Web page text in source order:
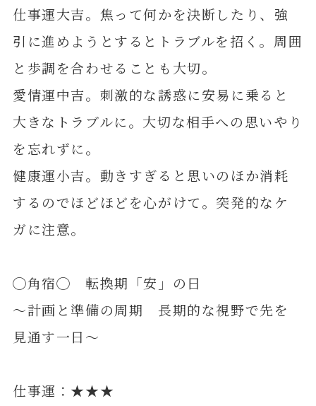
仕事運大吉。焦って何かを決断したり、強
引に進めようとするとトラブルを招く。周囲
と歩調を合わせることも大切。
愛情運中吉。刺激的な誘惑に安易に乗ると
大きなトラブルに。大切な相手への思いやり
を忘れずに。
健康運小吉。動きすぎると思いのほか消耗
するのでほどほどを心がけて。突発的なケ
ガに注意。
◯角宿◯ 転換期「安」の日
～計画と準備の周期 長期的な視野で先を
見通す一日～
仕事運：★★★